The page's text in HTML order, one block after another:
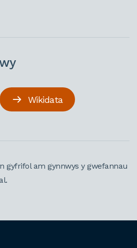
Wikidata
gyfrifol am gynnwys y gwefannau